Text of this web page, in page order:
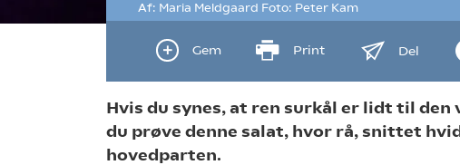
Af: Maria Meldgaard Foto: Peter Kam
Gem Print Del
Hvis du synes, at ren surkål er lidt til den
du prøve denne salat, hvor rå, snittet
hovedparten.